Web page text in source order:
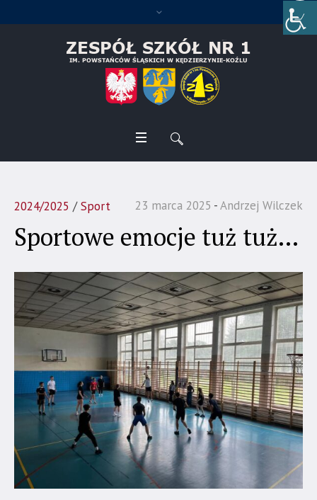
23 marca 2025 Andrzej Wilczek
2024/2025 /Sport
Sportowe emocje tuż tuż…